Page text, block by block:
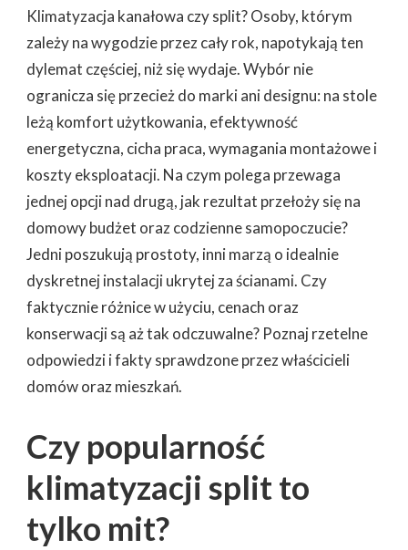
Klimatyzacja kanałowa czy split? Osoby, którym
zależy na wygodzie przez cały rok, napotykają ten
dylemat częściej, niż się wydaje. Wybór nie
ogranicza się przecież do marki ani designu: na stole
leżą komfort użytkowania, efektywność
energetyczna, cicha praca, wymagania montażowe i
koszty eksploatacji. Na czym polega przewaga
jednej opcji nad drugą, jak rezultat przełoży się na
domowy budżet oraz codzienne samopoczucie?
Jedni poszukują prostoty, inni marzą o idealnie
dyskretnej instalacji ukrytej za ścianami. Czy
faktycznie różnice w użyciu, cenach oraz
konserwacji są aż tak odczuwalne? Poznaj rzetelne
odpowiedzi i fakty sprawdzone przez właścicieli
domów oraz mieszkań.
Czy popularność
klimatyzacji split to
tylko mit?